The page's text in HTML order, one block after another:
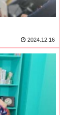
2024.12.16